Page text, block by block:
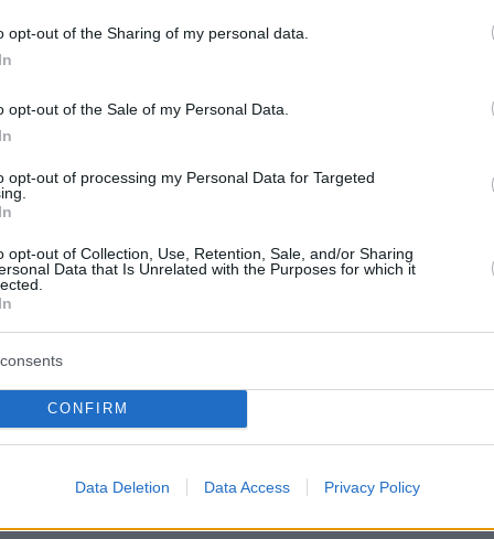
opt-out of the Sharing of my personal data.
opt-out of the Sale of my Personal Data.
opt-out of processing my Personal Data for Targeted
opt-out of Collection, Use, Retention, Sale, and/or Sharing
Data that Is Unrelated with the Purposes for which it
CONFIRM
Data Deletion Data Access Privacy Policy
Industry Academy International
σε επαγγελματίες που ζουν στην Ελλάδα,
επιπλέον βραβεία, ένα για ελληνικό
Crossroads Co-Productin Forum και ένα για
των Works in Progress και Agora Lab.
διαδικτυακό εργαστήριο «Ημέρα
που απευθύνεται σε έλληνες αιθουσάρχες
ιδέες και λύσεις για τη νέα εποχή του
της κινηματογραφικής
η συνεργασία με το Φεστιβάλ Ταινιών
σε ειδικό section στο Film Market, στο
sales agents και εκπρόσωποι φεστιβάλ
μήκους του εξωτερικού.